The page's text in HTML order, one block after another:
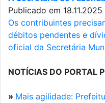
Publicado em 18.11.2025
Os contribuintes
débitos pendentes e
oficial da Secretária
NOTÍCIAS DO PORTAL
» Mais agilidade: